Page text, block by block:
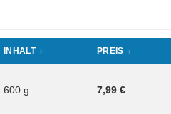
INHALT PREIS
600 g 7,99 €